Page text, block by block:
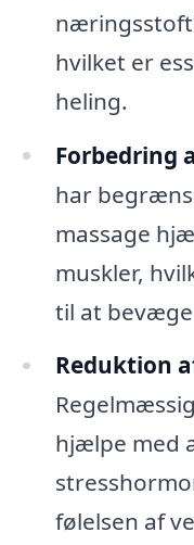
hvilket er
heling.
Forbedring
har
massage
muskler,
til at
Reduktion
hjælpe med
følelsen af